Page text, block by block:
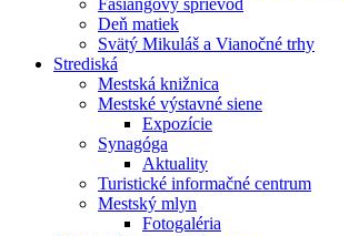
Fašiangový sprievod
Deň matiek
Svätý Mikuláš a Vianočné trhy
Strediská
Mestská knižnica
Mestské výstavné siene
Expozície
Synagóga
Aktuality
Turistické informačné centrum
Mestský mlyn
Fotogaléria